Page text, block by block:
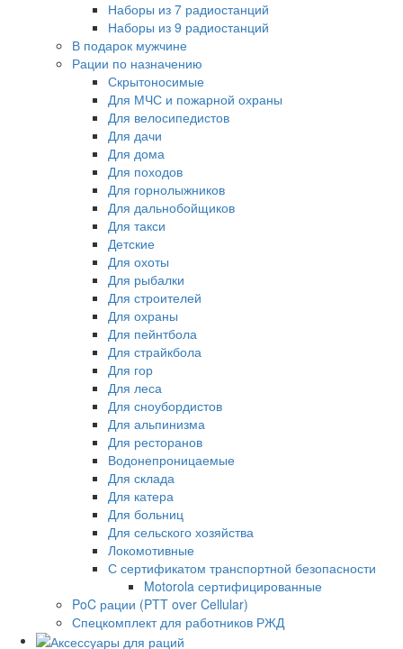
Наборы из 7 радиостанций
Наборы из 9 радиостанций
В подарок мужчине
Рации по назначению
Скрытоносимые
Для МЧС и пожарной охраны
Для велосипедистов
Для дачи
Для дома
Для походов
Для горнолыжников
Для дальнобойщиков
Для такси
Детские
Для охоты
Для рыбалки
Для строителей
Для охраны
Для пейнтбола
Для страйкбола
Для гор
Для леса
Для сноубордистов
Для альпинизма
Для ресторанов
Водонепроницаемые
Для склада
Для катера
Для больниц
Для сельского хозяйства
Локомотивные
С сертификатом транспортной безопасности
Motorola сертифицированные
PoC рации (PTT over Cellular)
Спецкомплект для работников РЖД